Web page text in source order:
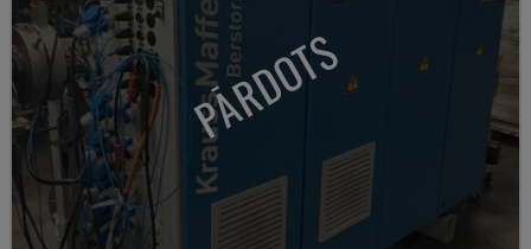
PĀRDOTS